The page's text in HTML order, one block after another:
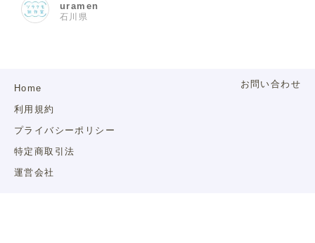
uramen
石川県
Home
利用規約
プライバシーポリシー
特定商取引法
運営会社
お問い合わせ